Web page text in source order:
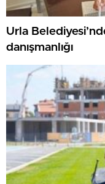
Urla
danışmanlığı